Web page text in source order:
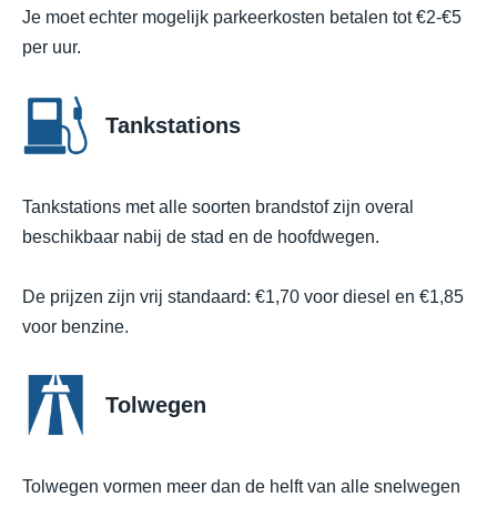
Je moet echter mogelijk parkeerkosten betalen tot €2-€5
per uur.
Tankstations
Tankstations met alle soorten brandstof zijn overal
beschikbaar nabij de stad en de hoofdwegen.
De prijzen zijn vrij standaard: €1,70 voor diesel en €1,85
voor benzine.
Tolwegen
Tolwegen vormen meer dan de helft van alle snelwegen